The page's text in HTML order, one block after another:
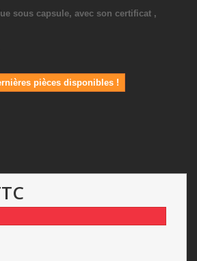
sous capsule, avec son certificat ,
pièces disponibles !